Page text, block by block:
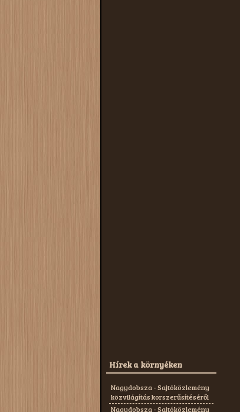
Hírek a környéken
Nagydobsza - Sajtóközlemény
közvilágítás korszerűsítéséről
Nagydobsza - Sajtóközlemény